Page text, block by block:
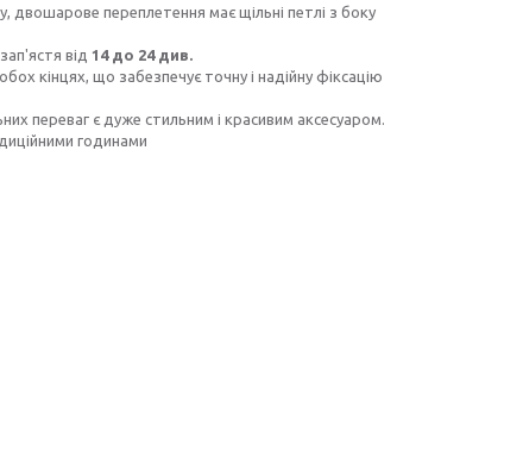
двошарове переплетення має щільні петлі з боку
від 14 до 24 див.
кінцях, що забезпечує точну і надійну фіксацію
переваг є дуже стильним і красивим аксесуаром.
годинами